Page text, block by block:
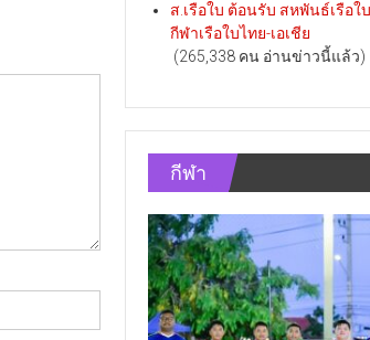
ส.เรือใบ ต้อนรับ สหพันธ์เรือใ
กีฬาเรือใบไทย-เอเชีย
(265,338 คน อ่านข่าวนี้แล้ว)
กีฬา